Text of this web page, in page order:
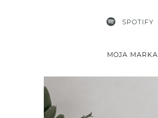
SPOTIFY
MOJA MARKA